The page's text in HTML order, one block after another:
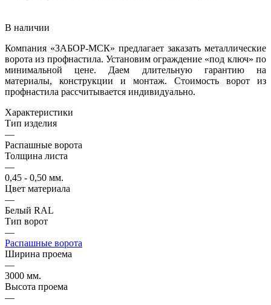
В наличии
Компания «ЗАБОР-МСК» предлагает заказать металлические
ворота из профнастила. Установим ограждение «под ключ» по
минимальной цене. Даем длительную гарантию на
материалы, конструкции и монтаж. Стоимость ворот из
профнастила рассчитывается индивидуально.
Характеристики
Тип изделия
—
Распашные ворота
Толщина листа
—
0,45 - 0,50 мм.
Цвет материала
—
Белый RAL
Тип ворот
—
Распашные ворота
Ширина проема
—
3000 мм.
Высота проема
—